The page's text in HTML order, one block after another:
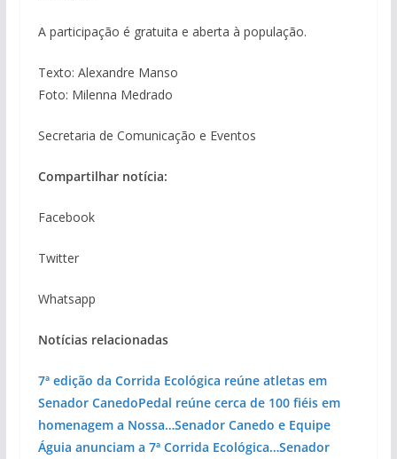
A participação é gratuita e aberta à população.
Texto: Alexandre Manso
Foto: Milenna Medrado
Secretaria de Comunicação e Eventos
Compartilhar notícia:
Facebook
Twitter
Whatsapp
Notícias relacionadas
7ª edição da Corrida Ecológica reúne atletas em
Senador CanedoPedal reúne cerca de 100 fiéis em
homenagem a Nossa…Senador Canedo e Equipe
Águia anunciam a 7ª Corrida Ecológica…Senador